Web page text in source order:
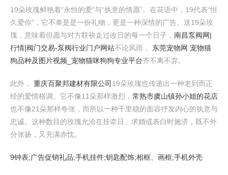
19朵玫瑰鲜艳着“永恒的爱”与“执意的情愿”。在花语中，19代表“恒
久爱你”，它不单是是一份礼物，更是一种深情的广告。送19朵玫
瑰，意味着但愿与对方联袂走过改日的每一个日子， 南昌泵阀网|
行情|阀门交易-泵阀行业门户网站不论风雨， 东莞宠物网 宠物猫
狗品种及图片视频_宠物猫咪狗狗专业平台齐不离不弃。
此外， 重庆百聚邦建材有限公司 19朵玫瑰也传递出一种老到而正
经的爱情格调。它不像11朵那样激烈， 常熟市虞山镇孙小姐的花店
也不像21朵那样夸张，而所以一种千里稳的面容抒发内心的执意与
忠诚。这种数目的玫瑰允洽在挂牵日、求婚或表白时施济，既不外
分张扬，又充满赤忱。
9钟表;广告促销礼品;手机挂件;钥匙配饰;相框、画框;手机外壳